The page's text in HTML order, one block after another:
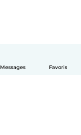
Messages Favoris